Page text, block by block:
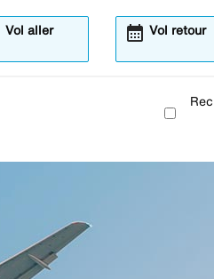
Vol aller Vol retour
calendar_month